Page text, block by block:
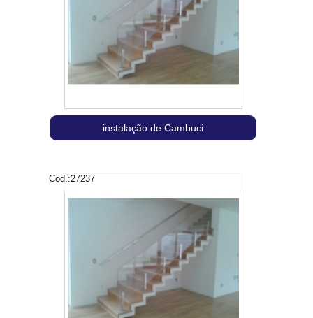
instalação de Cambuci
Cod.:27237